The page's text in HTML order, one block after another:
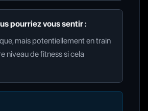
pourriez vous sentir :
mais potentiellement en train
niveau de fitness si cela